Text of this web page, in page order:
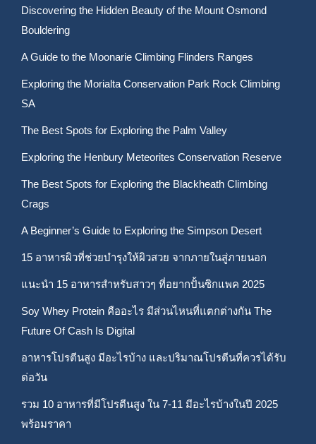
Discovering the Hidden Beauty of the Mount Osmond
Bouldering
A Guide to the Moonarie Climbing Flinders Ranges
Exploring the Morialta Conservation Park Rock Climbing
SA
The Best Spots for Exploring the Palm Valley
Exploring the Henbury Meteorites Conservation Reserve
The Best Spots for Exploring the Blackheath Climbing
Crags
A Beginner’s Guide to Exploring the Simpson Desert
15 อาหารผิวที่ช่วยบำรุงให้ผิวสวย จากภายในสู่ภายนอก
แนะนำ 15 อาหารสำหรับสาวๆ ที่อยากปั้นซิกแพค 2025
Soy Whey Protein คืออะไร มีส่วนไหนที่แตกต่างกัน The
Future Of Cash Is Digital
อาหารโปรตีนสูง มีอะไรบ้าง และปริมาณโปรตีนที่ควรได้รับ
ต่อวัน
รวม 10 อาหารที่มีโปรตีนสูง ใน 7-11 มีอะไรบ้างในปี 2025
พร้อมราคา